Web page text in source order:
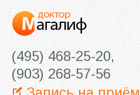
(495) 468-25-20,
(903) 268-57-56